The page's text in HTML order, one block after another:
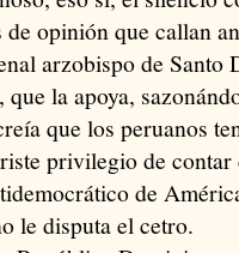
opinión que callan
arzobispo de Santo
la apoya,
que los peruanos
privilegio de contar
de
le disputa el cetro.